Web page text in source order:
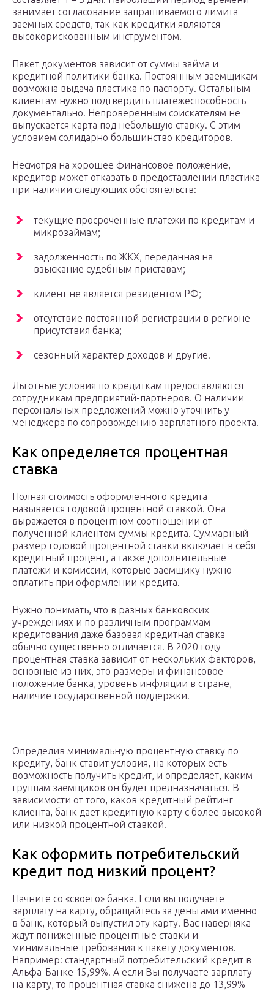
занимает согласование запрашиваемого лимита
заемных средств, так как кредитки являются
высокорискованным инструментом.
Пакет документов зависит от суммы займа и
кредитной политики банка. Постоянным заемщикам
возможна выдача пластика по паспорту. Остальным
клиентам нужно подтвердить платежеспособность
документально. Непроверенным соискателям не
выпускается карта под небольшую ставку. С этим
условием солидарно большинство кредиторов.
Несмотря на хорошее финансовое положение,
кредитор может отказать в предоставлении пластика
при наличии следующих обстоятельств:
текущие просроченные платежи по кредитам и
микрозаймам;
задолженность по ЖКХ, переданная на
взыскание судебным приставам;
клиент не является резидентом РФ;
отсутствие постоянной регистрации в регионе
присутствия банка;
сезонный характер доходов и другие.
Льготные условия по кредиткам предоставляются
сотрудникам предприятий-партнеров. О наличии
персональных предложений можно уточнить у
менеджера по сопровождению зарплатного проекта.
Как определяется процентная
ставка
Полная стоимость оформленного кредита
называется годовой процентной ставкой. Она
выражается в процентном соотношении от
полученной клиентом суммы кредита. Суммарный
размер годовой процентной ставки включает в себя
кредитный процент, а также дополнительные
платежи и комиссии, которые заемщику нужно
оплатить при оформлении кредита.
Нужно понимать, что в разных банковских
учреждениях и по различным программам
кредитования даже базовая кредитная ставка
обычно существенно отличается. В 2020 году
процентная ставка зависит от нескольких факторов,
основные из них, это размеры и финансовое
положение банка, уровень инфляции в стране,
наличие государственной поддержки.
Определив минимальную процентную ставку по
кредиту, банк ставит условия, на которых есть
возможность получить кредит, и определяет, каким
группам заемщиков он будет предназначаться. В
зависимости от того, каков кредитный рейтинг
клиента, банк дает кредитную карту с более высокой
или низкой процентной ставкой.
Как оформить потребительский
кредит под низкий процент?
Начните со «своего» банка. Если вы получаете
зарплату на карту, обращайтесь за деньгами именно
в банк, который выпустил эту карту. Вас наверняка
ждут пониженные процентные ставки и
минимальные требования к пакету документов.
Например: стандартный потребительский кредит в
Альфа-Банке 15,99%. А если Вы получаете зарплату
на карту, то процентная ставка снижена до 13,99%